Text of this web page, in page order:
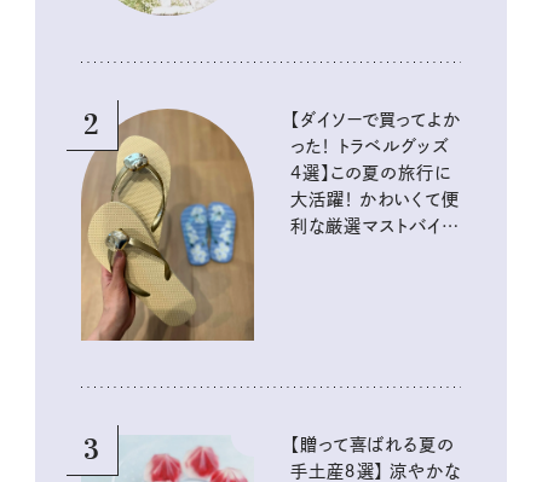
2
【ダイソーで買ってよか
った！ トラベルグッズ
4選】この夏の旅行に
大活躍！ かわいくて便
利な厳選マストバイア
3
【贈って喜ばれる夏の
手土産８選】 涼やかな